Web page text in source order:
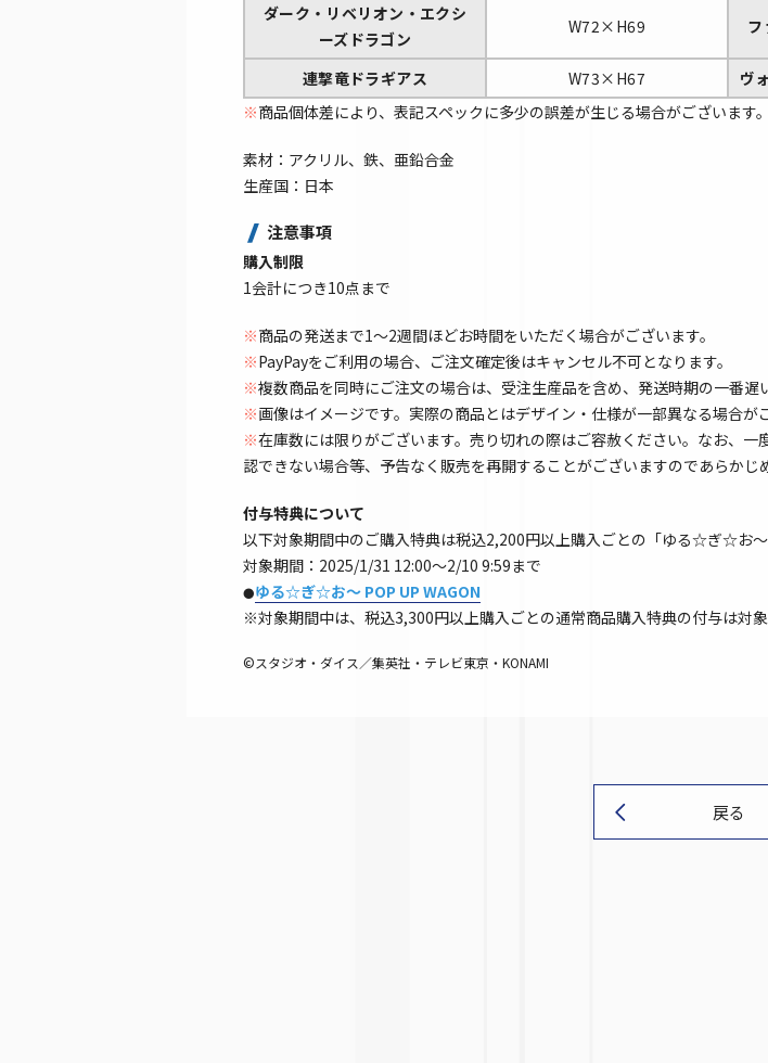
ダーク・リベリオン・エクシ
ーズドラゴン
W72×H69 フ
連撃竜ドラギアス W73×H67 ヴ
※商品個体差により、表記スペックに多少の誤差が生じる場合がございます
素材：アクリル、鉄、亜鉛合金
生産国：日本
注意事項
購入制限
1会計につき10点まで
※商品の発送まで1～2週間ほどお時間をいただく場合がございます。
※PayPayをご利用の場合、ご注文確定後はキャンセル不可となります。
※複数商品を同時にご注文の場合は、受注生産品を含め、発送時期の一番遅
※画像はイメージです。実際の商品とはデザイン・仕様が一部異なる場合が
※在庫数には限りがございます。売り切れの際はご容赦ください。なお、
認できない場合等、予告なく販売を再開することがございますのであらかじ
付与特典について
以下対象期間中のご購入特典は税込2,200円以上購入ごとの「ゆる☆ぎ☆お～
対象期間：2025/1/31 12:00～2/10 9:59まで
●ゆる☆ぎ☆お～ POP UP WAGON
※対象期間中は、税込3,300円以上購入ごとの通常商品購入特典の付与は対象
©スタジオ・ダイス／集英社・テレビ東京・KONAMI
戻る